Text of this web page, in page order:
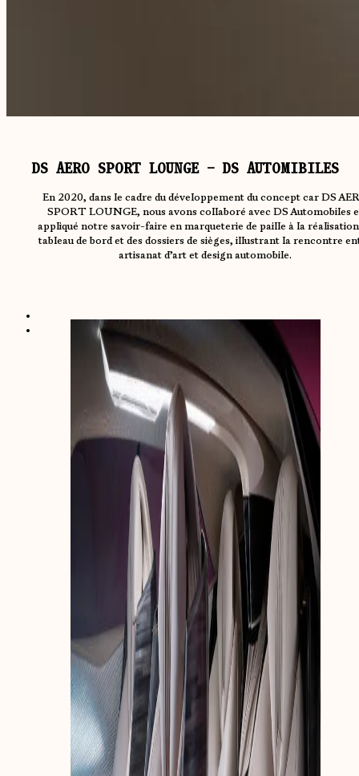
DS AERO SPORT LOUNGE – DS AUTOMIBILES
En 2020, dans le cadre du développement du concept car DS
SPORT LOUNGE, nous avons collaboré avec DS Automobiles
appliqué notre savoir-faire en marqueterie de paille à la
tableau de bord et des dossiers de sièges, illustrant la rencontre
artisanat d’art et design automobile.